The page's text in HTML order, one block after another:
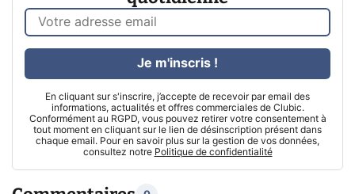
En cliquant sur s'inscrire, j’accepte de recevoir par email des
informations, actualités et offres commerciales de Clubic.
Conformément au RGPD, vous pouvez retirer votre consentement à
tout moment en cliquant sur le lien de désinscription présent dans
chaque email. Pour en savoir plus sur la gestion de vos données,
consultez notre Politique de confidentialité
Je m'inscris !